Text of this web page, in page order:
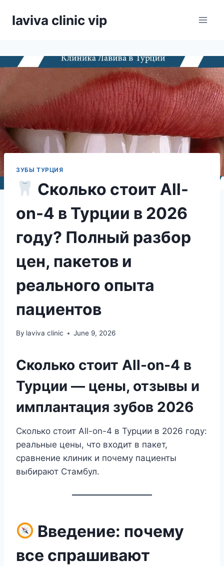
laviva clinic vip
ЗУБЫ ТУРЦИЯ
Сколько стоит All-
on-4 в Турции в 2026
году? Полный разбор
цен, пакетов и
реального опыта
пациентов
By laviva clinic June 9, 2026
Сколько стоит All-on-4 в
Турции — цены, отзывы и
имплантация зубов 2026
Сколько стоит All-on-4 в Турции в 2026 году:
реальные цены, что входит в пакет,
сравнение клиник и почему пациенты
выбирают Стамбул.
Введение: почему
все спрашивают